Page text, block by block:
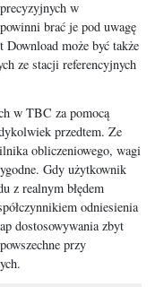
w
brać je pod uwagę
może być także
ze stacji referencyjnych
w TBC za pomocą
przedtem. Ze
obliczeniowego, wagi
Gdy użytkownik
z realnym błędem
odniesienia
dostosowywania zbyt
przy